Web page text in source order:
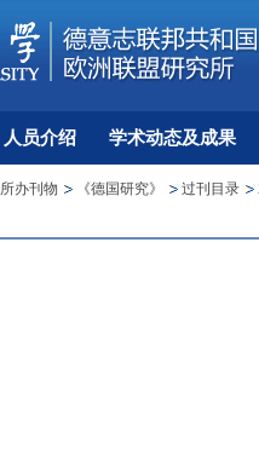
人员介绍 学术动态及成果
所办刊物 《德国研究》 过刊目录